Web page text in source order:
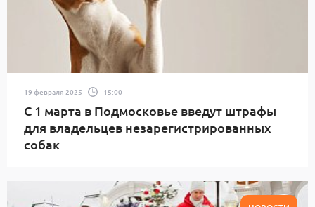
19 февраля 2025 15:00
С 1 марта в Подмосковье введут штрафы
для владельцев незарегистрированных
собак